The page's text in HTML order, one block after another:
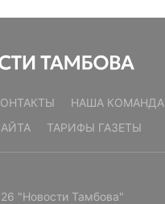
НАША КОМАНДА
ТАРИФЫ ГАЗЕТЫ
"Новости Тамбова"